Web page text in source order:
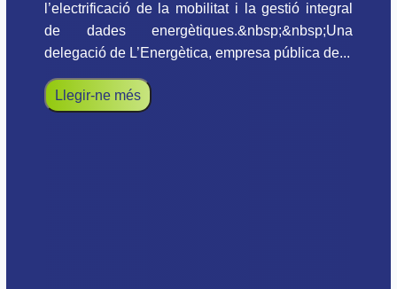
l’electrificació de la mobilitat i la gestió integral
de dades energètiques.&nbsp;&nbsp;Una
delegació de L’Energètica, empresa pública de...
Llegir-ne més